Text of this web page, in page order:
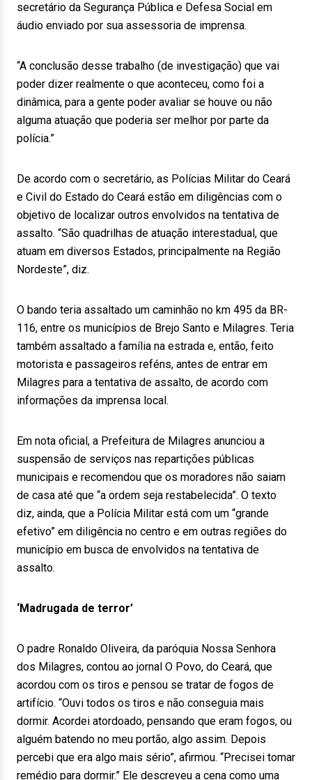
secretário da Segurança Pública e Defesa Social em
áudio enviado por sua assessoria de imprensa.
“A conclusão desse trabalho (de investigação) que vai
poder dizer realmente o que aconteceu, como foi a
dinâmica, para a gente poder avaliar se houve ou não
alguma atuação que poderia ser melhor por parte da
polícia.”
De acordo com o secretário, as Polícias Militar do Ceará
e Civil do Estado do Ceará estão em diligências com o
objetivo de localizar outros envolvidos na tentativa de
assalto. “São quadrilhas de atuação interestadual, que
atuam em diversos Estados, principalmente na Região
Nordeste”, diz.
O bando teria assaltado um caminhão no km 495 da BR-
116, entre os municípios de Brejo Santo e Milagres. Teria
também assaltado a família na estrada e, então, feito
motorista e passageiros reféns, antes de entrar em
Milagres para a tentativa de assalto, de acordo com
informações da imprensa local.
Em nota oficial, a Prefeitura de Milagres anunciou a
suspensão de serviços nas repartições públicas
municipais e recomendou que os moradores não saiam
de casa até que “a ordem seja restabelecida”. O texto
diz, ainda, que a Polícia Militar está com um “grande
efetivo” em diligência no centro e em outras regiões do
município em busca de envolvidos na tentativa de
assalto.
‘Madrugada de terror’
O padre Ronaldo Oliveira, da paróquia Nossa Senhora
dos Milagres, contou ao jornal O Povo, do Ceará, que
acordou com os tiros e pensou se tratar de fogos de
artifício. “Ouvi todos os tiros e não conseguia mais
dormir. Acordei atordoado, pensando que eram fogos, ou
alguém batendo no meu portão, algo assim. Depois
percebi que era algo mais sério”, afirmou. “Precisei tomar
remédio para dormir.” Ele descreveu a cena como uma